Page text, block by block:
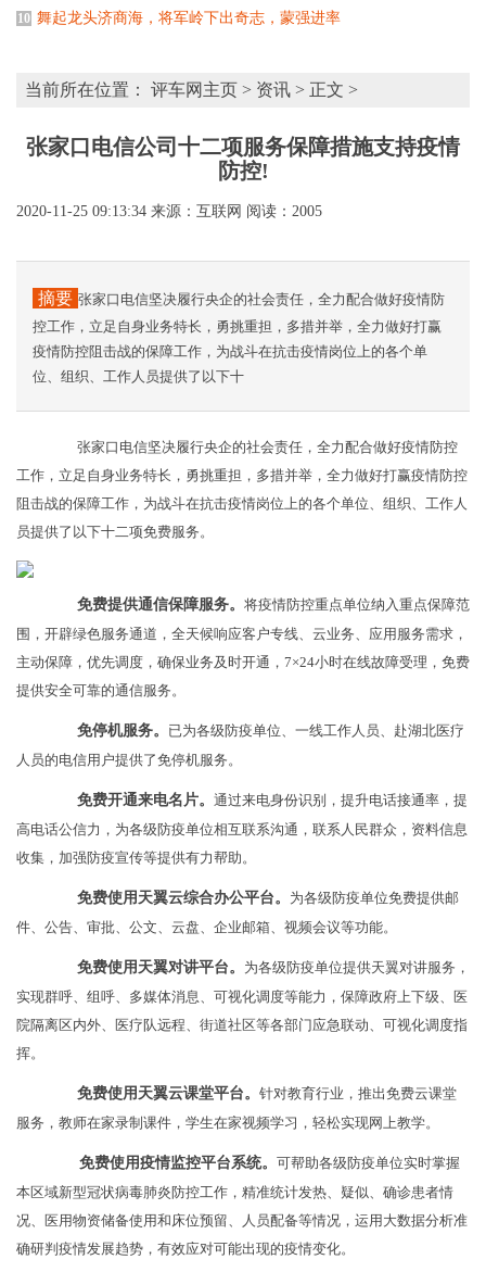
10 舞起龙头济商海，将军岭下出奇志，蒙强进率
当前所在位置： 评车网主页 > 资讯 > 正文 >
张家口电信公司十二项服务保障措施支持疫情
防控!
2020-11-25 09:13:34 来源：互联网 阅读：2005
摘要 张家口电信坚决履行央企的社会责任，全力配合做好疫情防
控工作，立足自身业务特长，勇挑重担，多措并举，全力做好打赢
疫情防控阻击战的保障工作，为战斗在抗击疫情岗位上的各个单
位、组织、工作人员提供了以下十
张家口电信坚决履行央企的社会责任，全力配合做好疫情防控
工作，立足自身业务特长，勇挑重担，多措并举，全力做好打赢疫情防控
阻击战的保障工作，为战斗在抗击疫情岗位上的各个单位、组织、工作人
员提供了以下十二项免费服务。
免费提供通信保障服务。 将疫情防控重点单位纳入重点保障范
围，开辟绿色服务通道，全天候响应客户专线、云业务、应用服务需求，
主动保障，优先调度，确保业务及时开通，7×24小时在线故障受理，免费
提供安全可靠的通信服务。
免停机服务。 已为各级防疫单位、一线工作人员、赴湖北医疗
人员的电信用户提供了免停机服务。
免费开通来电名片。 通过来电身份识别，提升电话接通率，提
高电话公信力，为各级防疫单位相互联系沟通，联系人民群众，资料信息
收集，加强防疫宣传等提供有力帮助。
免费使用天翼云综合办公平台。 为各级防疫单位免费提供邮
件、公告、审批、公文、云盘、企业邮箱、视频会议等功能。
免费使用天翼对讲平台。 为各级防疫单位提供天翼对讲服务，
实现群呼、组呼、多媒体消息、可视化调度等能力，保障政府上下级、医
院隔离区内外、医疗队远程、街道社区等各部门应急联动、可视化调度指
挥。
免费使用天翼云课堂平台。 针对教育行业，推出免费云课堂
服务，教师在家录制课件，学生在家视频学习，轻松实现网上教学。
免费使用疫情监控平台系统。 可帮助各级防疫单位实时掌握
本区域新型冠状病毒肺炎防控工作，精准统计发热、疑似、确诊患者情
况、医用物资储备使用和床位预留、人员配备等情况，运用大数据分析准
确研判疫情发展趋势，有效应对可能出现的疫情变化。